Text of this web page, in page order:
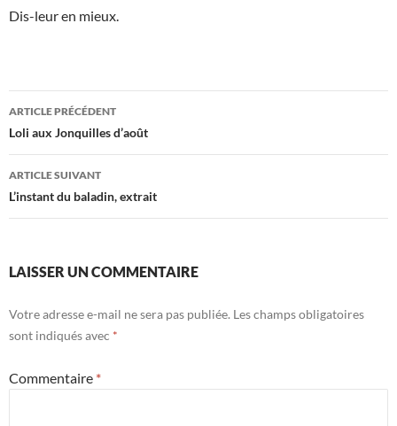
Dis-leur en mieux.
Navigation
des
articles
ARTICLE PRÉCÉDENT
Loli aux Jonquilles d’août
ARTICLE SUIVANT
L’instant du baladin, extrait
LAISSER UN COMMENTAIRE
Votre adresse e-mail ne sera pas publiée. Les champs obligatoires
sont indiqués avec *
Commentaire *